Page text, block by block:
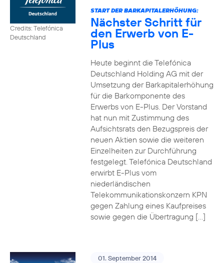
Credits: Telefónica
Deutschland
START DER BARKAPITALERHÖHUNG:
Nächster Schritt für
den Erwerb von E-
Plus
Heute beginnt die Telefónica
Deutschland Holding AG mit der
Umsetzung der Barkapitalerhöhung
für die Barkomponente des
Erwerbs von E-Plus. Der Vorstand
hat nun mit Zustimmung des
Aufsichtsrats den Bezugspreis der
neuen Aktien sowie die weiteren
Einzelheiten zur Durchführung
festgelegt. Telefónica Deutschland
erwirbt E-Plus vom
niederländischen
Telekommunikationskonzern KPN
gegen Zahlung eines Kaufpreises
sowie gegen die Übertragung […]
01. September 2014